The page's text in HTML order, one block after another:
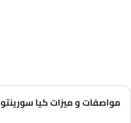
مواصفات و ميزات كيا سورينتو